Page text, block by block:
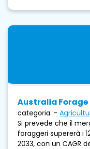
Australia Forage
categoria :-
Si prevede che il
foraggeri supererà i
2033, con un CAGR